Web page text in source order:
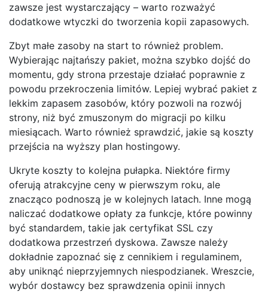
zawsze jest wystarczający – warto rozważyć
dodatkowe wtyczki do tworzenia kopii zapasowych.
Zbyt małe zasoby na start to również problem.
Wybierając najtańszy pakiet, można szybko dojść do
momentu, gdy strona przestaje działać poprawnie z
powodu przekroczenia limitów. Lepiej wybrać pakiet z
lekkim zapasem zasobów, który pozwoli na rozwój
strony, niż być zmuszonym do migracji po kilku
miesiącach. Warto również sprawdzić, jakie są koszty
przejścia na wyższy plan hostingowy.
Ukryte koszty to kolejna pułapka. Niektóre firmy
oferują atrakcyjne ceny w pierwszym roku, ale
znacząco podnoszą je w kolejnych latach. Inne mogą
naliczać dodatkowe opłaty za funkcje, które powinny
być standardem, takie jak certyfikat SSL czy
dodatkowa przestrzeń dyskowa. Zawsze należy
dokładnie zapoznać się z cennikiem i regulaminem,
aby uniknąć nieprzyjemnych niespodzianek. Wreszcie,
wybór dostawcy bez sprawdzenia opinii innych